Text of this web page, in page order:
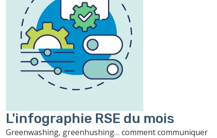
L'infographie RSE du mois
Greenwashing, greenhushing… comment communiquer